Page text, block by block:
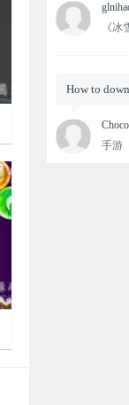
《
How to
手游